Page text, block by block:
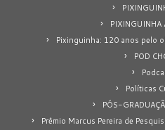
Pixinguinha: 120 anos pelo
POD
Políticas
PÓS-
Prêmio Marcus Pereira de